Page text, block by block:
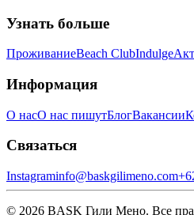
Узнать больше
ПроживаниеBeach ClubIndulge
Информация
О насО нас пишутБлогВакансии
Связаться
Instagraminfo@baskgilimeno.com
© 2026 BASK Гили Мено. Все